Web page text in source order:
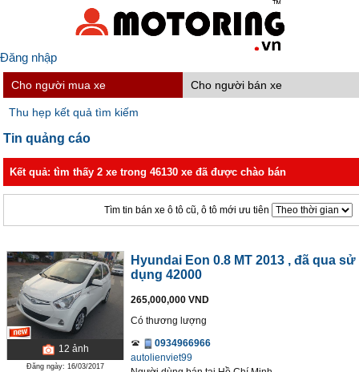
Đăng nhập
Cho người mua xe Cho người bán xe
Thu hẹp kết quả tìm kiếm
Tin quảng cáo
Kết quả: tìm thấy 2 xe trong 46130 xe đã được chào bán
Tìm tin bán xe ô tô cũ, ô tô mới ưu tiên
12 ảnh
Đăng ngày: 16/03/2017
Hyundai Eon 0.8 MT 2013 , đã qua sử
dụng 42000
265,000,000 VND
Có thương lượng
0934966966
autolienviet99